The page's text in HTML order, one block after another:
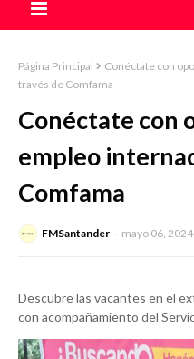
Página Principal
Conéctate con
través de Comfama
Conéctate con
empleo
Comfama
FMSantander mayo 06, 2024
Descubre las vacantes en el
con acompañamiento del